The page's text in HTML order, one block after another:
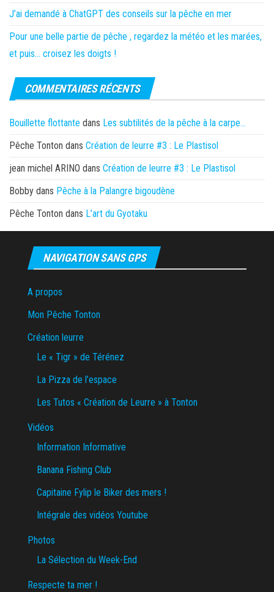
J’ai demandé à ChatGPT des conseils sur la pêche en mer
Pour une belle partie de pêche , regardez la météo et les marées,
et puis… croisez les doigts !
COMMENTAIRES RÉCENTS
Bouillette flottante dans Les subtilités de la pêche à la carpe…
Pêche Tonton dans Création de leurre #3 : Le Plastisol
jean michel ARINO dans Création de leurre #3 : Le Plastisol
Bobby dans Pêche à la Palangre bigoudène
Pêche Tonton dans L’art du Gyotaku
NAVIGATION SANS GPS
A propos
Mon Pêche Tonton
Création leurre
Le « Tigr » de Térénez
La Pizza de l’espace
Les Tutos « Création de Leurre » à Tonton
Vidéos
Information Informative
Banana Fishing Club
Capitaine Fylip le Biker des mers !
Intégrale des vidéos Youtube
Photos
La Sélection du Week-End
Respecte ta mer !